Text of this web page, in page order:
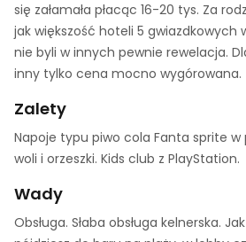
się załamała płacąc 16-20 tys. Za
jak większość hoteli 5 gwiazdkowych
nie byli w innych pewnie rewelacja.
inny tylko cena mocno wygórowana.
Zalety
Napoje typu piwo cola Fanta sprite w
woli i orzeszki. Kids club z PlayStation.
Wady
Obsługa. Słaba obsługa kelnerska.